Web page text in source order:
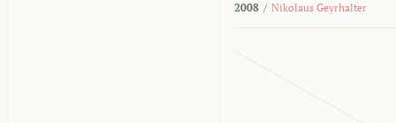
2008 / Nikolaus Geyrhalter